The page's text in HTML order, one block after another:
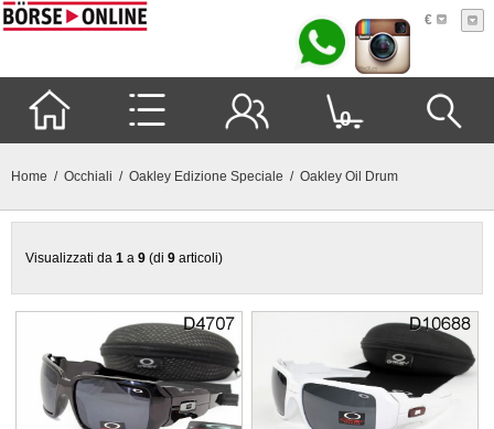
€
0
Home / Occhiali / Oakley Edizione Speciale / Oakley Oil Drum
Visualizzati da 1 a 9 (di 9 articoli)